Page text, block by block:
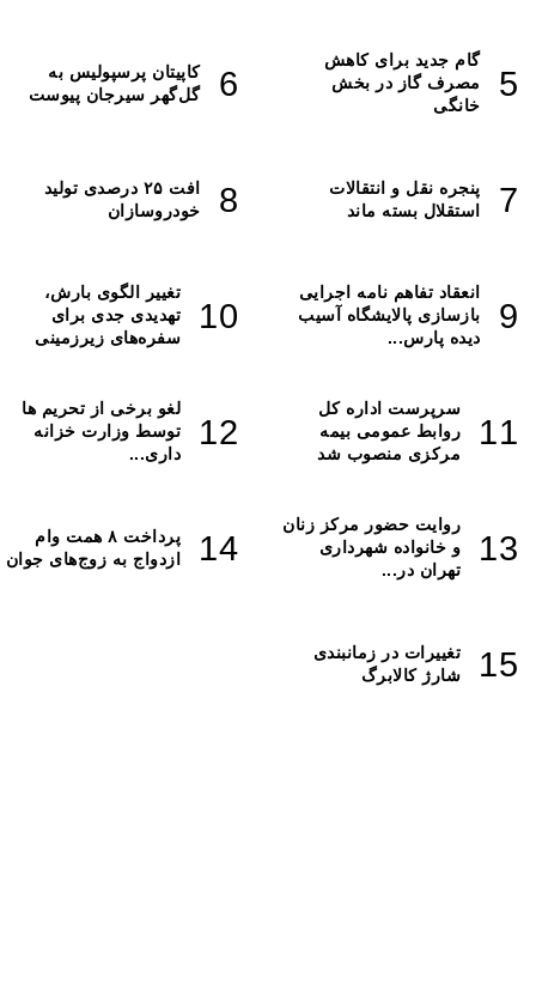
جدید برای کاهش
گاز در بخش
کاپیتان پرسپولیس به
گل‌گهر سیرجان پیوست
نقل و انتقالات
بسته ماند
افت ۲۵ درصدی تولید
خودروسازان
تفاهم نامه اجرایی
پالایشگاه آسیب
پارس...
تغییر الگوی بارش،
تهدیدی جدی برای
سفره‌های زیرزمینی
سرپرست اداره کل
روابط عمومی بیمه
مرکزی منصوب شد
لغو برخی از تحریم ها
توسط وزارت خزانه
روایت حضور مرکز زنان
و خانواده شهرداری
تهران در...
پرداخت ۸ همت وام
ازدواج به زوج‌های جوان
تغییرات در زمانبندی‌
شارژ کالابرگ